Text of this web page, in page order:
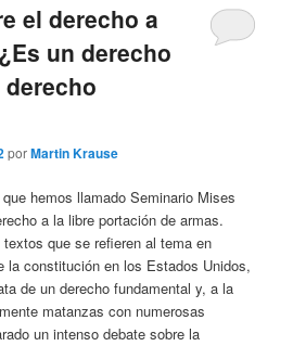
el derecho a
un derecho
porMartin Krause
hemos llamado Seminario Mises
a la libre portación de armas.
que se refieren al tema en
la constitución en los Estados Unidos,
de un derecho fundamental y, a la
matanzas con numerosas
un intenso debate sobre la